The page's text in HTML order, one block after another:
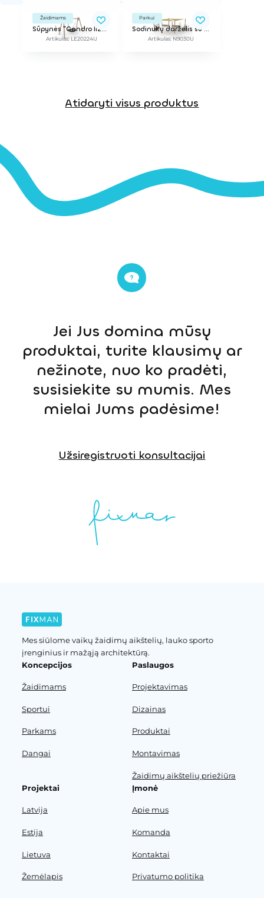
Žaidimams
Sūpynės "Gandro lizdas"
Artikulas: LE20224U
Parkui
Sodinukų darželis su suolais ir apsauga nuo saulės
Artikulas: N9030U
Atidaryti visus produktus
Jei Jus domina mūsų
produktai, turite klausimų ar
nežinote, nuo ko pradėti,
susisiekite su mumis. Mes
mielai Jums padėsime!
Užsiregistruoti konsultacijai
Mes siūlome vaikų žaidimų aikštelių, lauko sporto
įrenginius ir mažąją architektūrą.
Koncepcijos
Žaidimams
Sportui
Parkams
Dangai
Paslaugos
Projektavimas
Dizainas
Produktai
Montavimas
Žaidimų aikštelių priežiūra
Projektai
Latvija
Estija
Lietuva
Žemėlapis
Įmonė
Apie mus
Komanda
Kontaktai
Privatumo politika